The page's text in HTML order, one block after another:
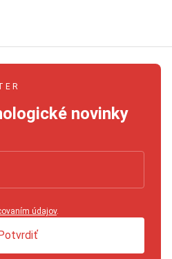
novinky
údajov.